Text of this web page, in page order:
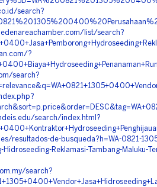
search?
list/search?
?
search?
search/index.html?
resultados-de-busqueda?h=WA-0821-
Hidroseeding-Reklamasi-Tambang-Maluku-
search?